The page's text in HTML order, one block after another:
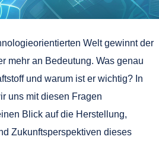
Welt gewinnt der
mehr an Bedeutung. Was genau
und warum ist er wichtig? In
uns mit diesen Fragen
Blick auf die Herstellung,
Zukunftsperspektiven dieses